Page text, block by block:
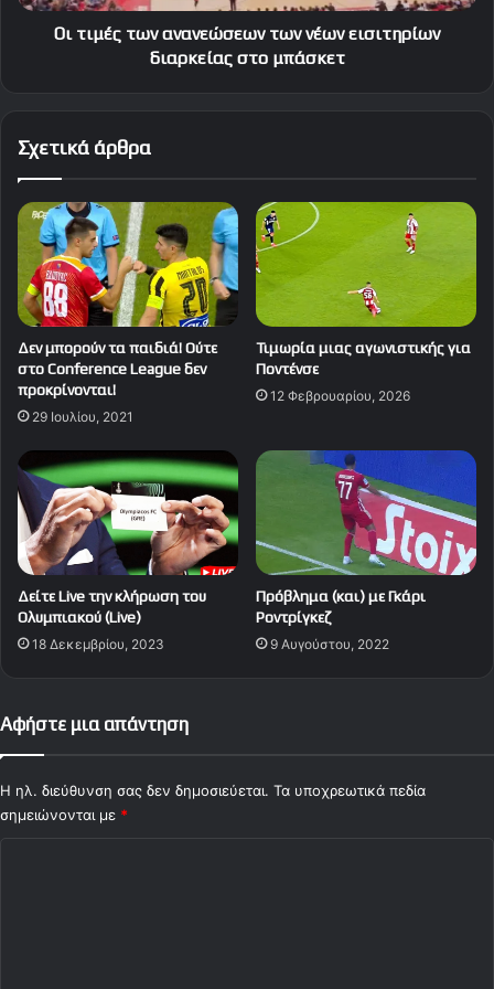
στο
μπάσκετΟι τιμές των ανανεώσεων των νέων εισιτηρίων
διαρκείας στο μπάσκετ
Σχετικά άρθρα
Δεν μπορούν τα παιδιά! Ούτε
στο Conference League δεν
προκρίνονται!
29 Ιουλίου, 2021
Τιμωρία μιας αγωνιστικής για
Ποντένσε
12 Φεβρουαρίου, 2026
Δείτε Live την κλήρωση του
Ολυμπιακού (Live)
18 Δεκεμβρίου, 2023
Πρόβλημα (και) με Γκάρι
Ροντρίγκεζ
9 Αυγούστου, 2022
Αφήστε μια απάντηση
Η ηλ. διεύθυνση σας δεν δημοσιεύεται. Τα υποχρεωτικά πεδία
σημειώνονται με *